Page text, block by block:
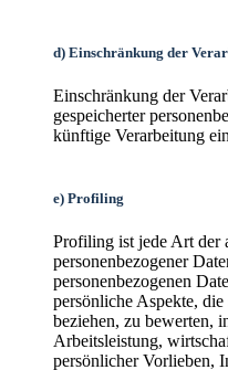
d) Einschränkung der
Einschränkung der
gespeicherter
künftige Verarbeitung
e) Profiling
Profiling ist jede Art der
personenbezogener
personenbezogenen
persönliche Aspekte,
beziehen, zu bewerten,
Arbeitsleistung,
persönlicher Vorlieben,